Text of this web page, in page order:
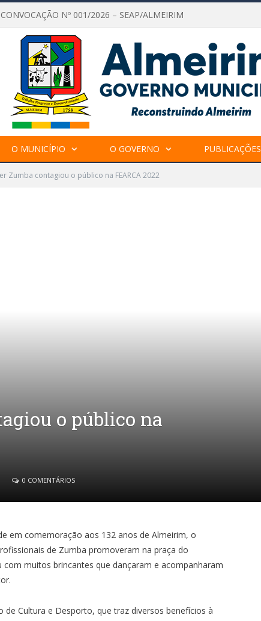
Nº 001/2026 – SEAP/ALMEIRIM
O MUNICÍPIO O GOVERNO PUBLICAÇÕES
Zumba contagiou o público na FEARCA 2022
o público na
0 COMENTÁRIOS
em comemoração aos 132 anos de Almeirim, o
de Zumba promoveram na praça do
com muitos brincantes que dançaram e acompanharam
Cultura e Desporto, que traz diversos benefícios à